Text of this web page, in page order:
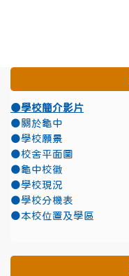
●學校簡介影片
●關於龜中
●學校願景
●校舍平面圖
●龜中校徽
●學校現況
●學校分機表
●本校位置及學區